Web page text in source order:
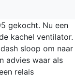
gekocht. Nu een
kachel ventilator.
sloop om naar
advies waar als
relais